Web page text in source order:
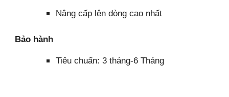
Nâng cấp lên dòng cao nhất
Bảo hành
Tiêu chuẩn: 3 tháng-6 Tháng